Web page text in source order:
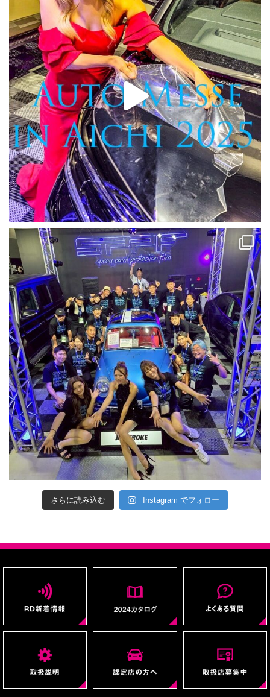
さらに読み込む Instagram でフォロー